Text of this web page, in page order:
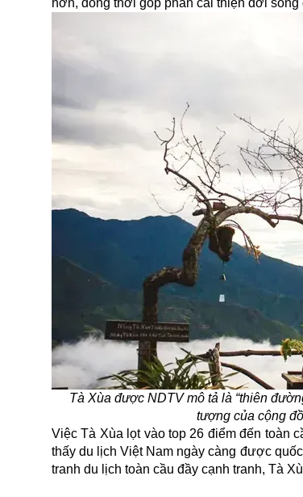
hơn, đồng thời góp phần cải thiện đời
Tà Xùa được NDTV mô tả là “thiên
tượng của cộng
Việc Tà Xùa lọt vào top 26 điểm đến toàn
thấydu lịch Việt Nam ngày càng được
tranh du lịch toàn cầu đầy cạnh tranh, Tà